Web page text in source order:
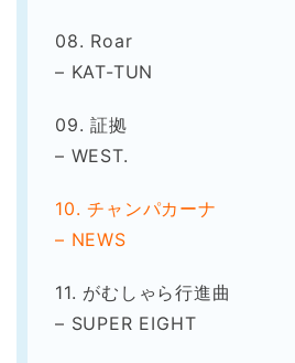
08. Roar
– KAT-TUN
09. 証拠
– WEST.
10. チャンパカーナ
– NEWS
11. がむしゃら行進曲
– SUPER EIGHT